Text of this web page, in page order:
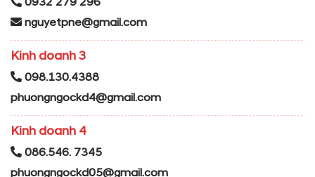
nguyetpne@gmail.com
Kinh doanh 3
098.130.4388
phuongngockd4@gmail.com
Kinh doanh 4
086.546. 7345
phuongngockd05@gmail.com